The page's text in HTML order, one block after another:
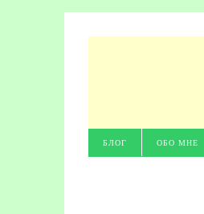
БЛОГ ОБО МНЕ